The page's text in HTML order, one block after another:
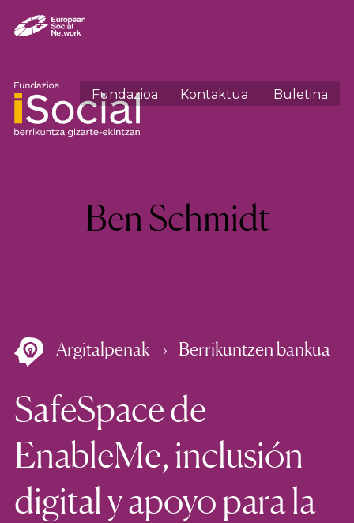
Fundazioa Kontaktua Buletina
Author:
Ben Schmidt
Argitalpenak Berrikuntzen bankua
SafeSpace de
EnableMe, inclusión
digital y apoyo para la